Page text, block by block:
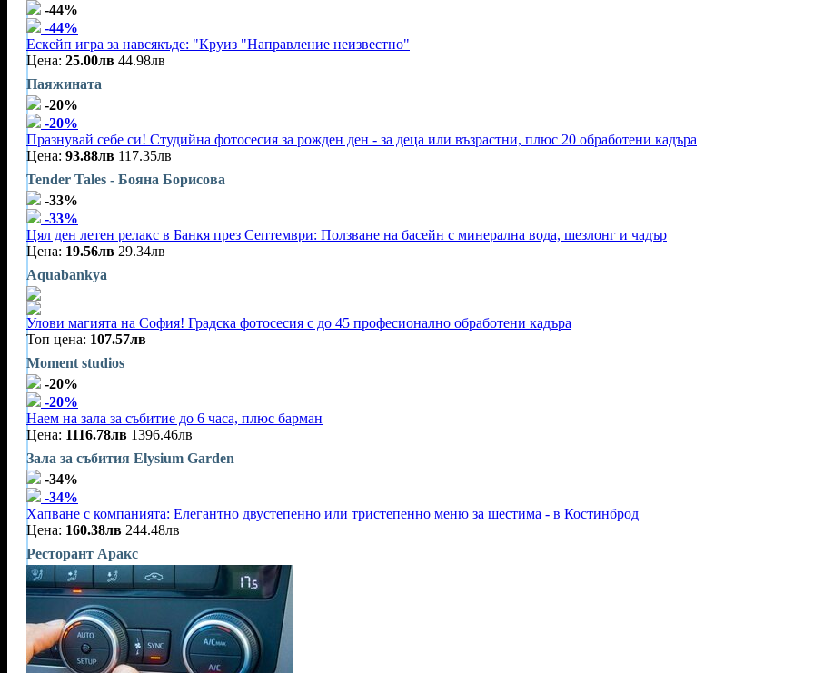
-44%
-44%
Ескейп игра за навсякъде: "Круиз "Направление неизвестно"
Цена: 25.00лв 44.98лв
Паяжината
-20%
-20%
Празнувай себе си! Студийна фотосесия за рожден ден - за деца или възрастни, плюс 20 обработени кадъра
Цена: 93.88лв 117.35лв
Tender Tales - Бояна Борисова
-33%
-33%
Цял ден летен релакс в Банкя през Септември: Ползване на басейн с минерална вода, шезлонг и чадър
Цена: 19.56лв 29.34лв
Aquabankya
Улови магията на София! Градска фотосесия с до 45 професионално обработени кадъра
Топ цена: 107.57лв
Moment studios
-20%
-20%
Наем на зала за събитие до 6 часа, плюс барман
Цена: 1116.78лв 1396.46лв
Зала за събития Elysium Garden
-34%
-34%
Хапване с компанията: Елегантно двустепенно или тристепенно меню за шестима - в Костинброд
Цена: 160.38лв 244.48лв
Ресторант Аракс